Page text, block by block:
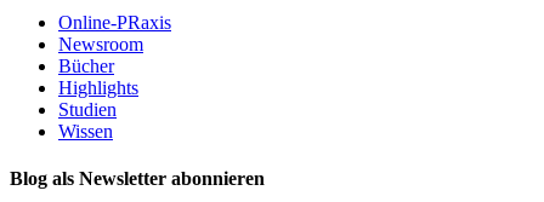
Online-PRaxis
Newsroom
Bücher
Highlights
Studien
Wissen
Blog als Newsletter abonnieren